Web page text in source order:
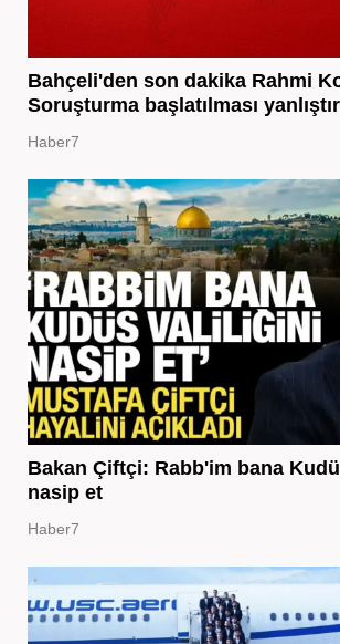
Bahçeli'den son dakika Rahmi
Soruşturma başlatılması yanlıştır
Haber7
Bakan Çiftçi: Rabb'im bana
nasip et
Haber7